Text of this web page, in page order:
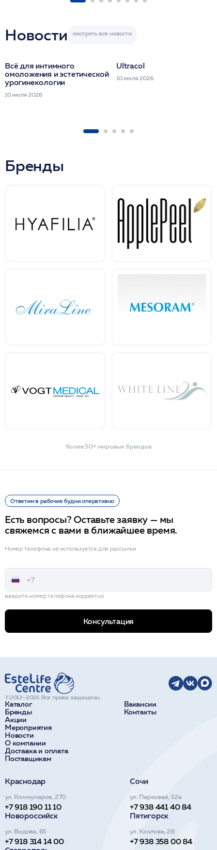
Новости
Всё для интимного
омоложения и эстетической
урогинекологии
10 июля 2026
Ultracol
10 июля 2026
Бренды
более 50+ мировых брендов
Ответим в рабочие будни оперативно
Есть вопросы? Оставьте заявку — мы
свяжемся с вами в ближайшее время.
Номер телефона не используется для рассылки
введите номер телефона корректно
Консультация
Каталог
Бренды
Акции
Мероприятия
Новости
О компании
Доставка и оплата
Поставщикам
Вакансии
Контакты
©2013–2026 Все права защищены.
Краснодар
ул. Коммунаров, 270
+7 918 190 11 10
Сочи
ул. Парковая, 32а
+7 938 441 40 84
Новороссийск
ул. Видова, 65
+7 918 314 14 00
Пятигорск
ул. Козлова, 28
+7 938 358 00 84